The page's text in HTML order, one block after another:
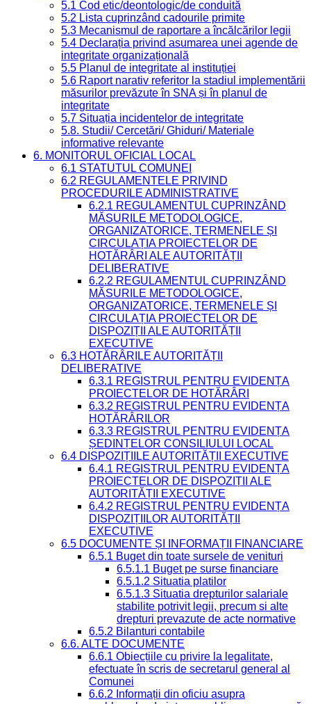
5.1 Cod etic/deontologic/de conduită
5.2 Lista cuprinzând cadourile primite
5.3 Mecanismul de raportare a încălcărilor legii
5.4 Declarația privind asumarea unei agende de
integritate organizațională
5.5 Planul de integritate al instituției
5.6 Raport narativ referitor la stadiul implementării
măsurilor prevăzute în SNA și în planul de
integritate
5.7 Situația incidentelor de integritate
5.8. Studii/ Cercetări/ Ghiduri/ Materiale
informative relevante
6. MONITORUL OFICIAL LOCAL
6.1 STATUTUL COMUNEI
6.2 REGULAMENTELE PRIVIND
PROCEDURILE ADMINISTRATIVE
6.2.1 REGULAMENTUL CUPRINZÂND
MĂSURILE METODOLOGICE,
ORGANIZATORICE, TERMENELE ȘI
CIRCULAȚIA PROIECTELOR DE
HOTĂRÂRI ALE AUTORITĂȚII
DELIBERATIVE
6.2.2 REGULAMENTUL CUPRINZÂND
MĂSURILE METODOLOGICE,
ORGANIZATORICE, TERMENELE ȘI
CIRCULAȚIA PROIECTELOR DE
DISPOZIȚII ALE AUTORITĂȚII
EXECUTIVE
6.3 HOTĂRÂRILE AUTORITĂȚII
DELIBERATIVE
6.3.1 REGISTRUL PENTRU EVIDENȚA
PROIECTELOR DE HOTĂRÂRI
6.3.2 REGISTRUL PENTRU EVIDENȚA
HOTĂRÂRILOR
6.3.3 REGISTRUL PENTRU EVIDENȚA
ȘEDINȚELOR CONSILIULUI LOCAL
6.4 DISPOZIȚIILE AUTORITĂȚII EXECUTIVE
6.4.1 REGISTRUL PENTRU EVIDENȚA
PROIECTELOR DE DISPOZIȚII ALE
AUTORITĂȚII EXECUTIVE
6.4.2 REGISTRUL PENTRU EVIDENȚA
DISPOZIȚIILOR AUTORITĂȚII
EXECUTIVE
6.5 DOCUMENTE ȘI INFORMAȚII FINANCIARE
6.5.1 Buget din toate sursele de venituri
6.5.1.1 Buget pe surse financiare
6.5.1.2 Situatia platilor
6.5.1.3 Situatia drepturilor salariale
stabilite potrivit legii, precum si alte
drepturi prevazute de acte normative
6.5.2 Bilanturi contabile
6.6. ALTE DOCUMENTE
6.6.1 Obiecțiile cu privire la legalitate,
efectuate în scris de secretarul general al
Comunei
6.6.2 Informații din oficiu asupra